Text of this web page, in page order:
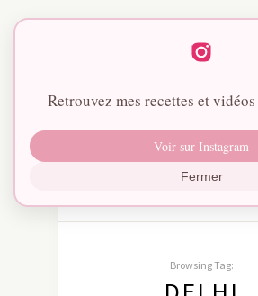
Browsing Tag:
Retrouvez mes recettes et
Voir sur Instagram
Fermer